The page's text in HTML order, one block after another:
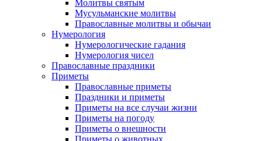
Молитвы святым
Мусульманские молитвы
Православные молитвы и обычаи
Нумерология
Нумерологические гадания
Нумерология чисел
Православные праздники
Приметы
Православные приметы
Праздники и приметы
Приметы на все случаи жизни
Приметы на погоду
Приметы о внешности
Приметы о животных